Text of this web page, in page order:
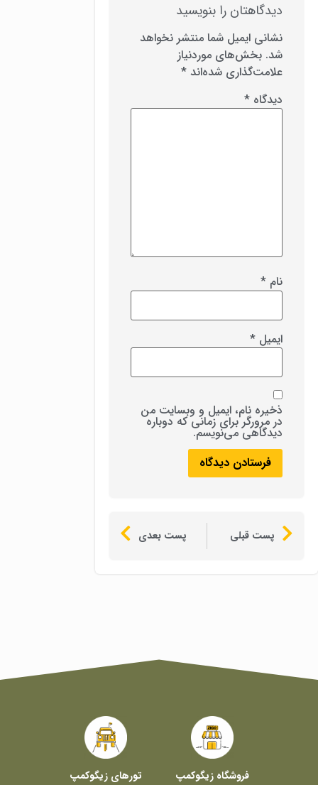
دیدگاهتان را بنویسید
نشانی ایمیل شما منتشر نخواهد
شد. بخش‌های موردنیاز
علامت‌گذاری شده‌اند *
دیدگاه *
نام *
ایمیل *
ذخیره نام، ایمیل و وبسایت من
در مرورگر برای زمانی که دوباره
دیدگاهی می‌نویسم.
پست قبلی پست بعدی
فروشگاه زیگوکمپ تورهای زیگوکمپ